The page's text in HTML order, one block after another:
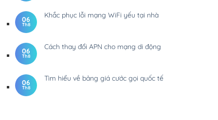
06
Th8
Khắc phục lỗi mạng WiFi yếu tại nhà
06
Th8
Cách thay đổi APN cho mạng di động
06
Th8
Tìm hiểu về bảng giá cước gọi quốc tế